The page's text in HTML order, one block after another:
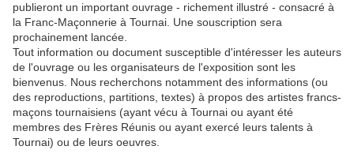
publieront un important ouvrage - richement illustré - consacré à
la Franc-Maçonnerie à Tournai. Une souscription sera
prochainement lancée.
Tout information ou document susceptible d'intéresser les auteurs
de l'ouvrage ou les organisateurs de l'exposition sont les
bienvenus. Nous recherchons notamment des informations (ou
des reproductions, partitions, textes) à propos des artistes francs-
maçons tournaisiens (ayant vécu à Tournai ou ayant été
membres des Frères Réunis ou ayant exercé leurs talents à
Tournai) ou de leurs oeuvres.